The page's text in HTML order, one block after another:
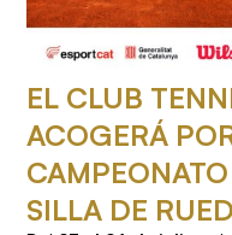
EL CLUB
ACOGERÁ
SILLA DE